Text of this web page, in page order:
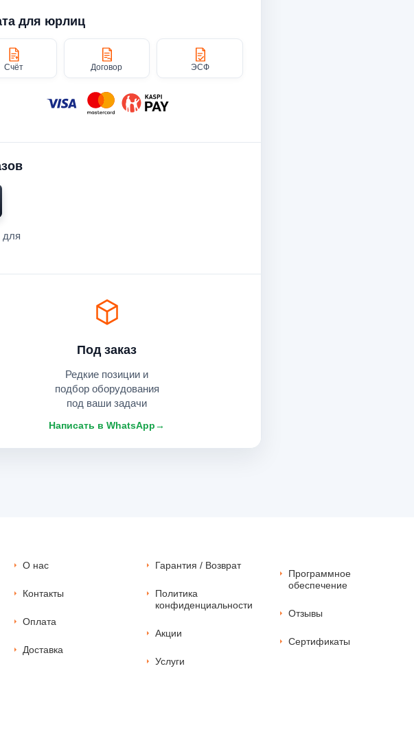
для юрлиц
Счёт Договор ЭСФ
для
Под заказ
Редкие позиции и
подбор оборудования
под ваши задачи
Написать в WhatsApp→
О нас
Контакты
Оплата
Доставка
Гарантия / Возврат
Политика
конфиденциальности
Акции
Услуги
Программное
обеспечение
Отзывы
Сертификаты